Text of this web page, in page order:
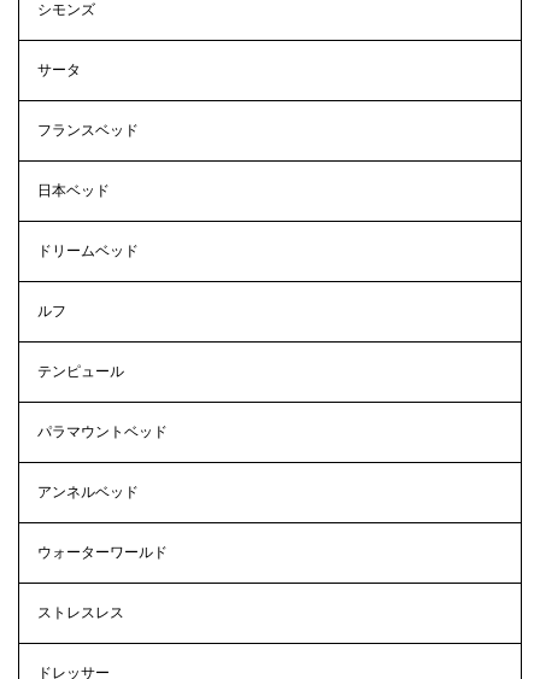
シモンズ
サータ
フランスベッド
日本ベッド
ドリームベッド
ルフ
テンピュール
パラマウントベッド
アンネルベッド
ウォーターワールド
ストレスレス
ドレッサー